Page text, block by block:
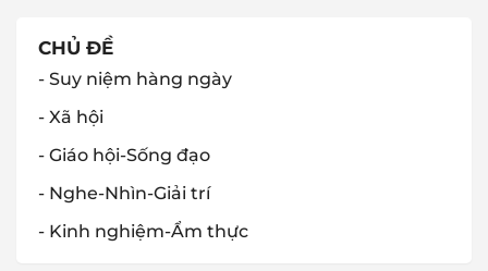
CHỦ ĐỀ
- Suy niệm hàng ngày
- Xã hội
- Giáo hội-Sống đạo
- Nghe-Nhìn-Giải trí
- Kinh nghiệm-Ẩm thực